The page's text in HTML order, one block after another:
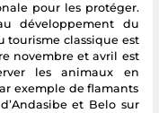
pour les protéger.
développement du
tourisme classique est
novembre et avril est
les animaux en
exemple de flamants
et Belo sur